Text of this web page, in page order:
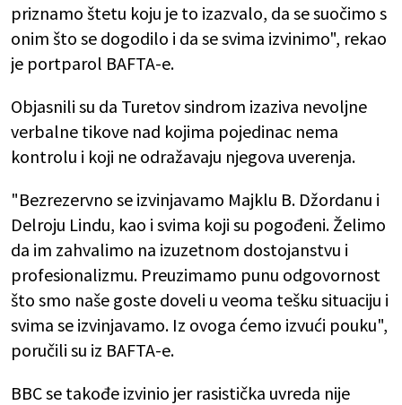
priznamo štetu koju je to izazvalo, da se suočimo s
onim što se dogodilo i da se svima izvinimo", rekao
je portparol BAFTA-e.
Objasnili su da Turetov sindrom izaziva nevoljne
verbalne tikove nad kojima pojedinac nema
kontrolu i koji ne odražavaju njegova uverenja.
"Bezrezervno se izvinjavamo Majklu B. Džordanu i
Delroju Lindu, kao i svima koji su pogođeni. Želimo
da im zahvalimo na izuzetnom dostojanstvu i
profesionalizmu. Preuzimamo punu odgovornost
što smo naše goste doveli u veoma tešku situaciju i
svima se izvinjavamo. Iz ovoga ćemo izvući pouku",
poručili su iz BAFTA-e.
BBC se takođe izvinio jer rasistička uvreda nije